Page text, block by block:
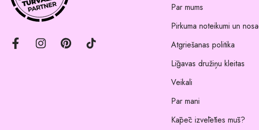
Par mums
Pirkuma noteikumi un
Atgriešanas politika
Līgavas družiņu kleitas
Veikali
Par mani
Kāpēc izvēlēties mūs?